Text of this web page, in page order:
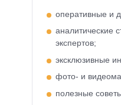
оперативные и
аналитические
экспертов;
эксклюзивные
фото- и
полезные